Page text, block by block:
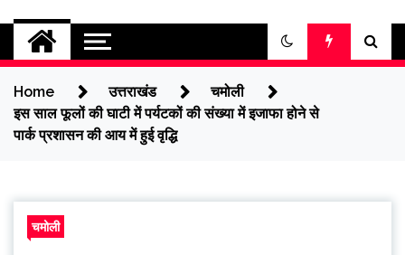
jantakikhabar
Home उत्तराखंड
चमोली
इस साल फूलों की घाटी में पर्यटकों की संख्या में इजाफा होने से
पार्क प्रशासन की आय में हुई वृद्धि
चमोली